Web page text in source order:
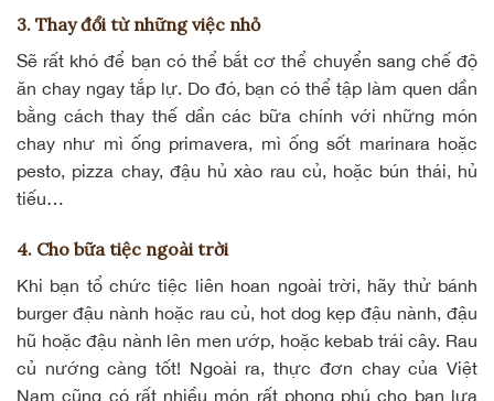
3. Thay đổi từ những việc nhỏ
Sẽ rất khó để bạn có thể bắt cơ thể chuyển sang chế độ
ăn chay ngay tắp lự. Do đó, bạn có thể tập làm quen dần
bằng cách thay thế dần các bữa chính với những món
chay như mì ống primavera, mì ống sốt marinara hoặc
pesto, pizza chay, đậu hủ xào rau củ, hoặc bún thái, hủ
tiếu…
4. Cho bữa tiệc ngoài trời
Khi bạn tổ chức tiệc liên hoan ngoài trời, hãy thử bánh
burger đậu nành hoặc rau củ, hot dog kẹp đậu nành, đậu
hũ hoặcđậu nành lên men ướp, hoặc kebab trái cây. Rau
củ nướng càng tốt! Ngoài ra, thực đơn chay của Việt
Nam cũng có rất nhiều món rất phong phú cho bạn lựa